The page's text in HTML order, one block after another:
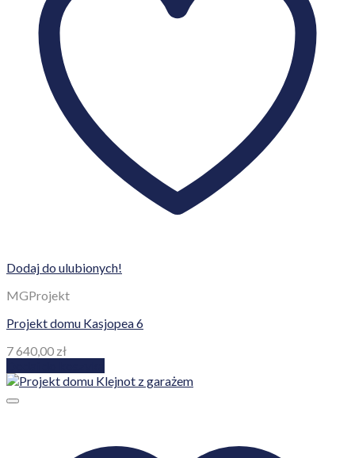
Dodaj do ulubionych!
MGProjekt
Projekt domu Kasjopea 6
7 640,00 zł